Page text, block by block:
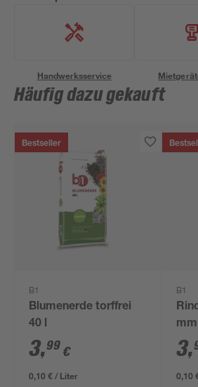
Handwerksservice
Häufig dazu gekauft
Bestseller
B1
Blumenerde torffrei
40 l
3,99 €
0,10 € / Liter
B1
3,
0,10